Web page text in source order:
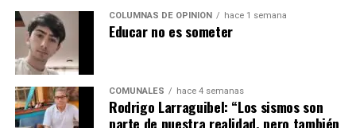
COLUMNAS DE OPINIÓN hace 1 semana
Educar no es someter
COMUNALES hace 4 semanas
Rodrigo Larraguibel: “Los sismos son
parte de nuestra realidad, pero también